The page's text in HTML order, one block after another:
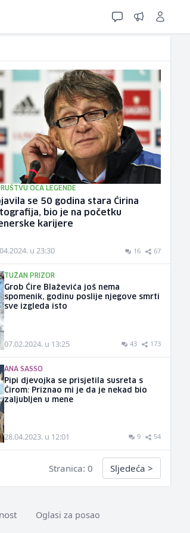
OCA LEGENDE
se 50 godina stara Ćirina
bio je na početku
karijere
u 23:30 16 67
TUŽAN PRIZOR
Grob Ćire Blaževića još nema
spomenik, godinu poslije njegove smrti
sve izgleda isto
07.02.2024. u 13:25 43 173
ANA SASSO
Pipi djevojka se prisjetila susreta s
Ćirom: Priznao mi je da je nekad bio
zaljubljen u mene
28.04.2023. u 12:01 9 54
Stranica: 0 Sljedeća >
Oglasi za posao